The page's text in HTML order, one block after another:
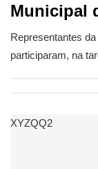
Municipal
Representantes
participaram, na
XYZQQ2